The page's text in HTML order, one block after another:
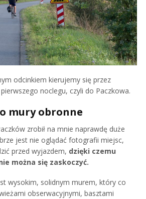
odcinkiem kierujemy się przez
noclegu, czyli do Paczkowa.
mury obronne
zrobił na mnie naprawdę duże
jest nie oglądać fotografii miejsc,
przed wyjazdem, dzięki czemu
można się zaskoczyć.
wysokim, solidnym murem, który co
obserwacyjnymi, basztami